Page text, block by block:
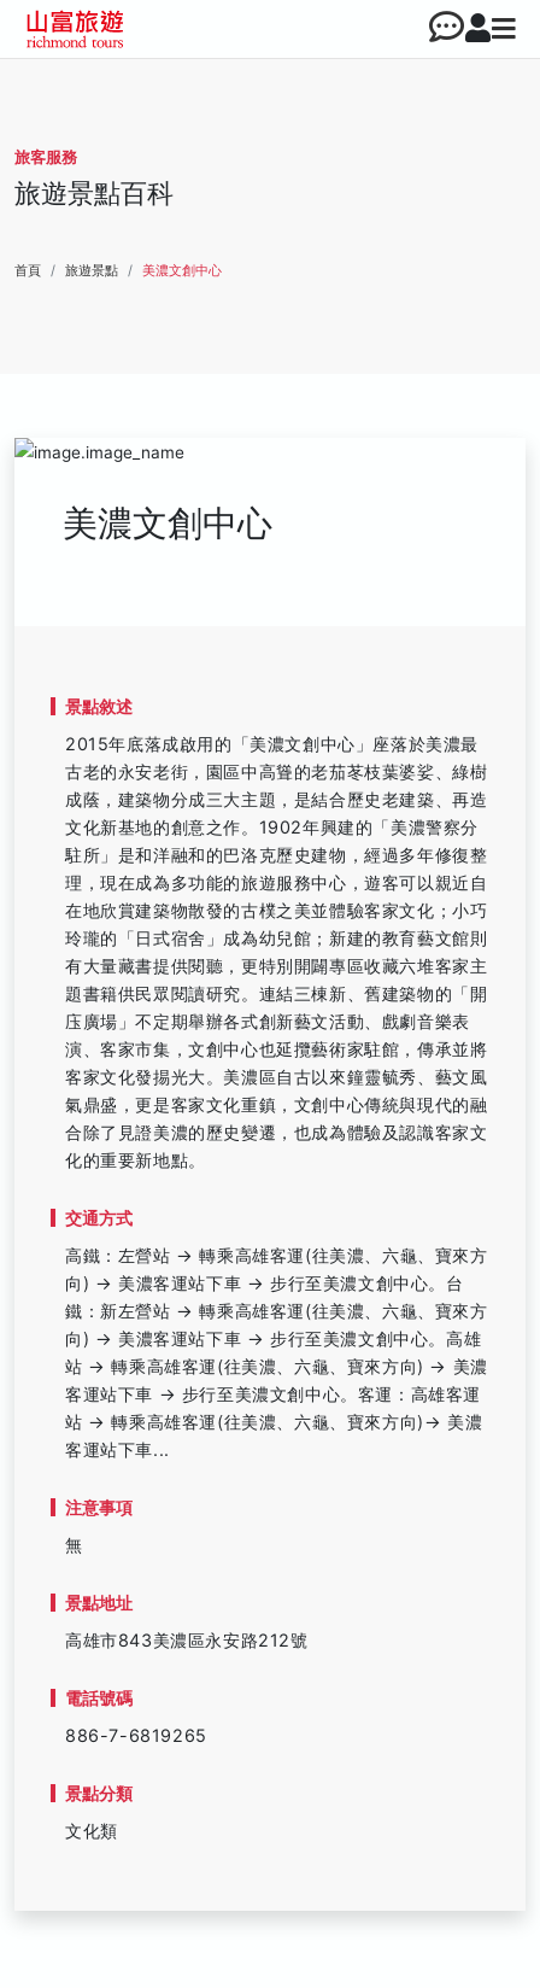
旅客服務
旅遊景點百科
首頁 旅遊景點 美濃文創中心
美濃文創中心
景點敘述
2015年底落成啟用的「美濃文創中心」座落於美濃最
古老的永安老街，園區中高聳的老茄苳枝葉婆娑、綠樹
成蔭，建築物分成三大主題，是結合歷史老建築、再造
文化新基地的創意之作。1902年興建的「美濃警察分
駐所」是和洋融和的巴洛克歷史建物，經過多年修復整
理，現在成為多功能的旅遊服務中心，遊客可以親近自
在地欣賞建築物散發的古樸之美並體驗客家文化；小巧
玲瓏的「日式宿舍」成為幼兒館；新建的教育藝文館則
有大量藏書提供閱聽，更特別開闢專區收藏六堆客家主
題書籍供民眾閱讀研究。連結三棟新、舊建築物的「開
庒廣場」不定期舉辦各式創新藝文活動、戲劇音樂表
演、客家市集，文創中心也延攬藝術家駐館，傳承並將
客家文化發掦光大。美濃區自古以來鐘靈毓秀、藝文風
氣鼎盛，更是客家文化重鎮，文創中心傳統與現代的融
合除了見證美濃的歷史變遷，也成為體驗及認識客家文
化的重要新地點。
交通方式
高鐵：左營站 → 轉乘高雄客運(往美濃、六龜、寶來方
向) → 美濃客運站下車 → 步行至美濃文創中心。台
鐵：新左營站 → 轉乘高雄客運(往美濃、六龜、寶來方
向) → 美濃客運站下車 → 步行至美濃文創中心。高雄
站 → 轉乘高雄客運(往美濃、六龜、寶來方向) → 美濃
客運站下車 → 步行至美濃文創中心。客運：高雄客運
站 → 轉乘高雄客運(往美濃、六龜、寶來方向)→ 美濃
客運站下車...
注意事項
無
景點地址
高雄市843美濃區永安路212號
電話號碼
886-7-6819265
景點分類
文化類